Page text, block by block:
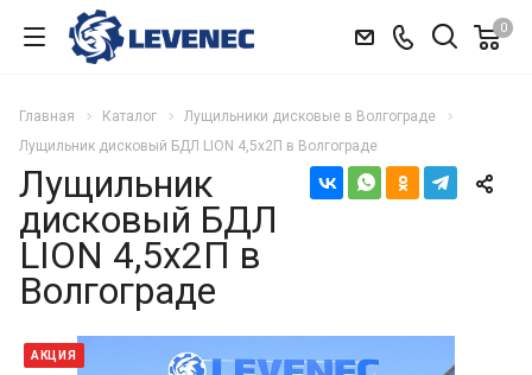
0
Главная Каталог
Лущильники дисковые в Волгограде
Лущильник дисковый БДЛ LION 4,5х2П в Волгограде
Лущильник
дисковый БДЛ
LION 4,5х2П в
Волгограде
АКЦИЯ